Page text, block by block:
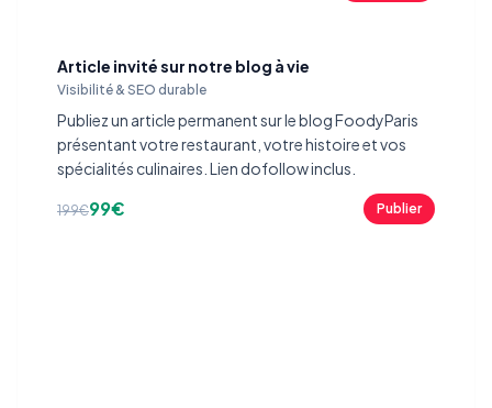
Article invité sur notre blog à vie
Visibilité & SEO durable
Publiez un article permanent sur le blog FoodyParis
présentant votre restaurant, votre histoire et vos
spécialités culinaires. Lien dofollow inclus.
199€99€ Publier